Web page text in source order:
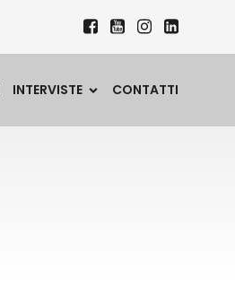
INTERVISTE CONTATTI